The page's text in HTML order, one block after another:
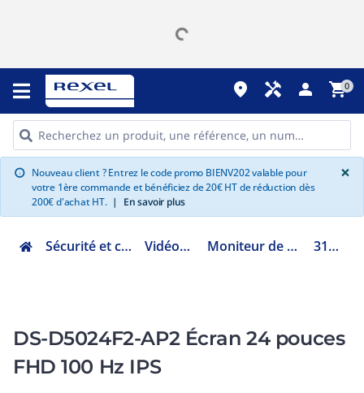
place handyman person shopping_cart0
info Nouveau client ? Entrez le code promo BIENV202 valable pour
votre 1ère commande et bénéficiez de 20€ HT de réduction dès
200€ d'achat HT. | En savoir plus
×
Sécurité et communication Vidéoprotection Moniteur de vidéoprotection 317500581
DS-D5024F2-AP2 Écran 24 pouces
FHD 100 Hz IPS